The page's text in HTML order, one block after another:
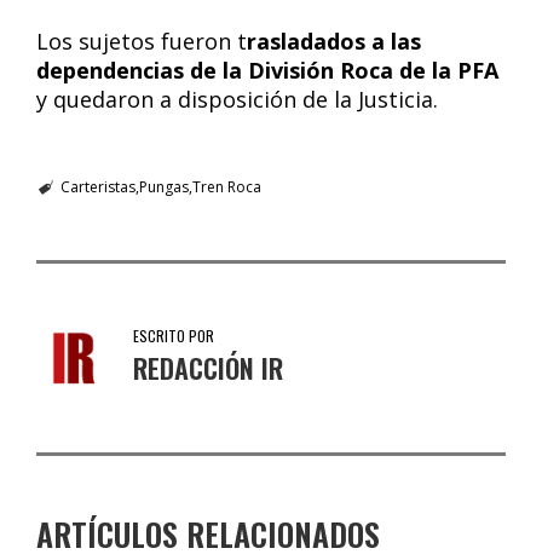
Los sujetos fueron trasladados a las
dependencias de la División Roca de la PFA
y quedaron a disposición de la Justicia.
CarteristasPungasTren Roca
ESCRITO POR
REDACCIÓN IR
ARTÍCULOS RELACIONADOS